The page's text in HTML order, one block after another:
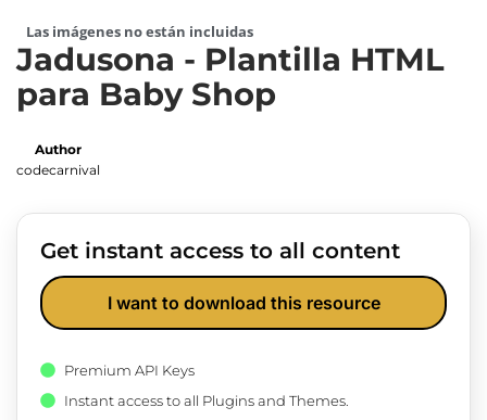
Las imágenes no están incluidas
Jadusona - Plantilla HTML
para Baby Shop
Author
codecarnival
Get instant access to all content
I want to download this resource
Premium API Keys
Instant access to all Plugins and Themes.